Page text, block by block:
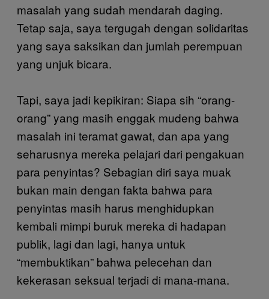
masalah yang sudah mendarah daging.
Tetap saja, saya tergugah dengan solidaritas
yang saya saksikan dan jumlah perempuan
yang unjuk bicara.
Tapi, saya jadi kepikiran: Siapa sih “orang-
orang” yang masih enggak mudeng bahwa
masalah ini teramat gawat, dan apa yang
seharusnya mereka pelajari dari pengakuan
para penyintas? Sebagian diri saya muak
bukan main dengan fakta bahwa para
penyintas masih harus menghidupkan
kembali mimpi buruk mereka di hadapan
publik, lagi dan lagi, hanya untuk
“membuktikan” bahwa pelecehan dan
kekerasan seksual terjadi di mana-mana.